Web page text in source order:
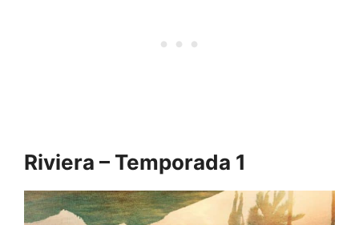
Riviera – Temporada 1